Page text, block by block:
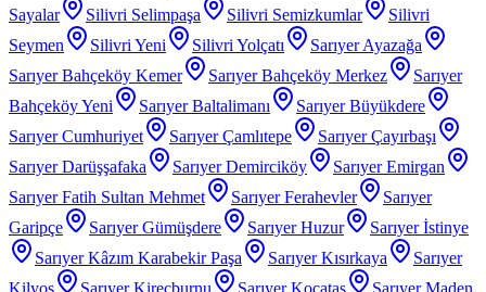
Sayalar
Silivri Selimpaşa Silivri Semizkumlar
Silivri
Seymen
Silivri Yeni Silivri Yolçatı
Sarıyer Ayazağa
Sarıyer Bahçeköy Kemer
Sarıyer Bahçeköy Merkez
Sarıyer
Bahçeköy Yeni
Sarıyer Baltalimanı
Sarıyer Büyükdere
Sarıyer Cumhuriyet
Sarıyer Çamlıtepe
Sarıyer Çayırbaşı
Sarıyer Darüşşafaka
Sarıyer Demirciköy
Sarıyer Emirgan
Sarıyer Fatih Sultan Mehmet
Sarıyer Ferahevler
Sarıyer
Garipçe
Sarıyer Gümüşdere Sarıyer Huzur
Sarıyer İstinye
Sarıyer Kâzım Karabekir Paşa
Sarıyer Kısırkaya
Sarıyer